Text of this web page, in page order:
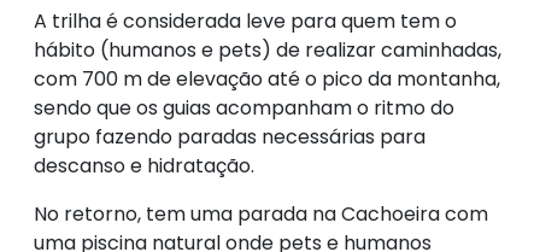
A trilha é considerada leve para quem tem o
hábito (humanos e pets) de realizar caminhadas,
com 700 m de elevação até o pico da montanha,
sendo que os guias acompanham o ritmo do
grupo fazendo paradas necessárias para
descanso e hidratação.
No retorno, tem uma parada na Cachoeira com
uma piscina natural onde pets e humanos